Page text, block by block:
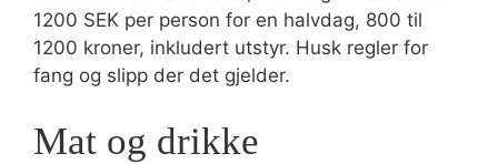
1200 SEK per person for en halvdag, 800 til
1200 kroner, inkludert utstyr. Husk regler for
fang og slipp der det gjelder.
Mat og drikke